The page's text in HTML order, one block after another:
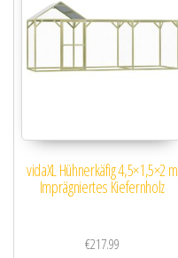
vidaXL Hühnerkäfig 4,5×1,5×2 m
Imprägniertes Kiefernholz
€217.99